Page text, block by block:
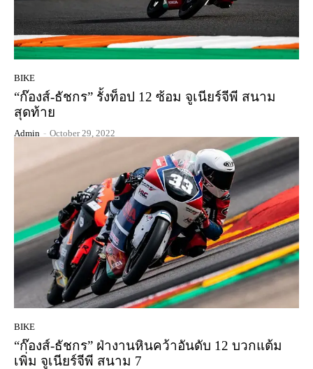
BIKE
“ก๊องส์-ธัชกร” รั้งท็อป 12 ซ้อม จูเนียร์จีพี สนาม
สุดท้าย
Admin - October 29, 2022
BIKE
“ก๊องส์-ธัชกร” ฝ่างานหินคว้าอันดับ 12 บวกแต้ม
เพิ่ม จูเนียร์จีพี สนาม 7